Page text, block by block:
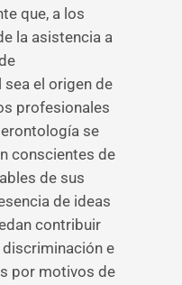
que, a los
la asistencia a
sea el origen de
profesionales
se
conscientes de
de sus
de ideas
contribuir
e
por motivos de